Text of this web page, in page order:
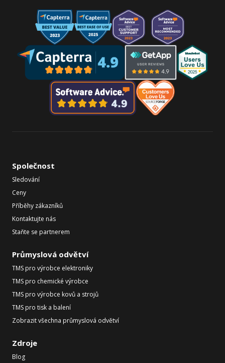
Společnost
Sledování
Ceny
Příběhy zákazníků
Kontaktujte nás
Staňte se partnerem
Průmyslová odvětví
TMS pro výrobce elektroniky
TMS pro chemické výrobce
TMS pro výrobce kovů a strojů
TMS pro tisk a balení
Zobrazit všechna průmyslová odvětví
Zdroje
Blog